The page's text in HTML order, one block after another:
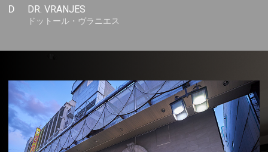
D DR. VRANJES
ドットール・ヴラニエス